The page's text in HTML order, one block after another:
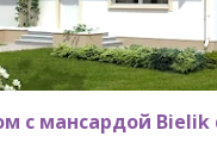
с мансардой Bielik